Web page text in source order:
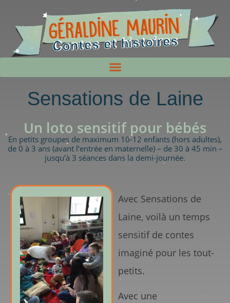
Sensations de Laine
Un loto sensitif pour bébés
En petits groupes de maximum 10-12 enfants (hors adultes),
de 0 à 3 ans (avant l’entrée en maternelle) – de 30 à 45 min –
jusqu’à 3 séances dans la demi-journée.
Avec Sensations de
Laine, voilà un temps
sensitif de contes
imaginé pour les tout-
petits.
Avec une